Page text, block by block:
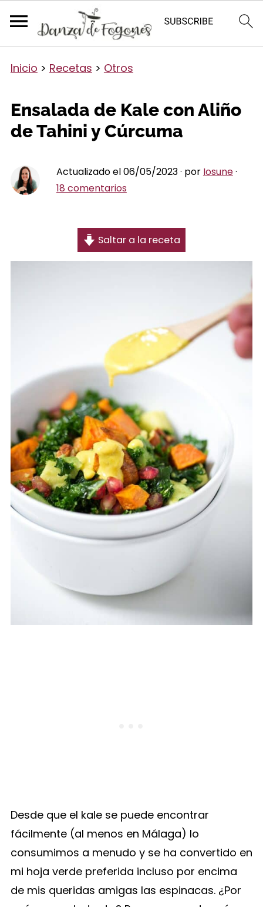
Inicio > Recetas > Otros
Ensalada de Kale con Aliño
de Tahini y Cúrcuma
Actualizado el 06/05/2023 · por Iosune·
18 comentarios
Saltar a la receta
Desde que el kale se puede encontrar
fácilmente (al menos en Málaga) lo
consumimos a menudo y se ha convertido en
mi hoja verde preferida incluso por encima
de mis queridas amigas las espinacas. ¿Por